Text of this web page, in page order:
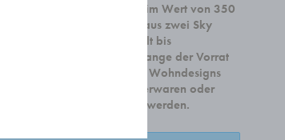
Kauf von Wohnaccessoires im Wert von 350
mehr erhalten Sie ein Set aus zwei Sky
Die Kampagne gilt bis
31. August oder solange der Vorrat
Die Kampagne gilt für alle Wohndesigns
nicht mit Schmuck, Silberwaren oder
kombiniert werden.